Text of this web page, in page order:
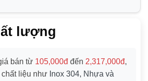
lượng
bán từ 105,000đ đến 2,317,000đ,
liệu như Inox 304, Nhựa và